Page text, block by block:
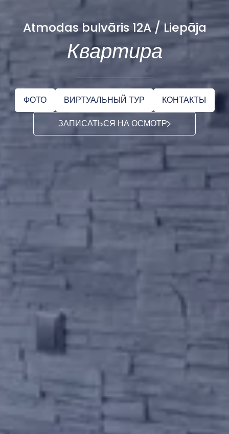
Atmodas bulvāris 12A / Liepāja
Квартира
ФОТО ВИРТУАЛЬНЫЙ ТУР
КОНТАКТЫ
ЗАПИСАТЬСЯ НА ОСМОТР